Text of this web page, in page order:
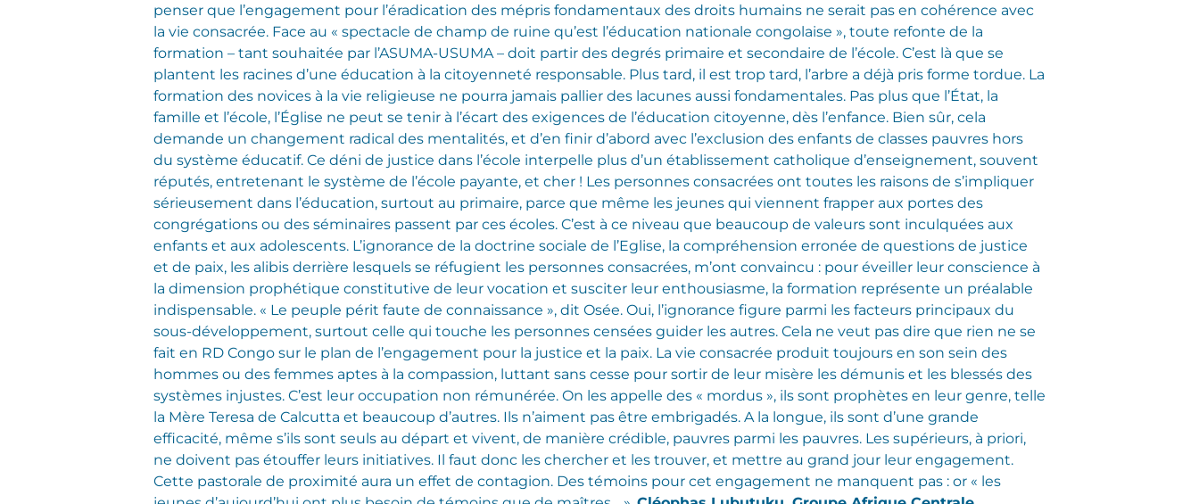
penser que l’engagement pour l’éradication des mépris fondamentaux des droits humains ne serait pas en cohérence avec
la vie consacrée. Face au « spectacle de champ de ruine qu’est l’éducation nationale congolaise », toute refonte de la
formation – tant souhaitée par l’ASUMA-USUMA – doit partir des degrés primaire et secondaire de l’école. C’est là que se
plantent les racines d’une éducation à la citoyenneté responsable. Plus tard, il est trop tard, l’arbre a déjà pris forme tordue. La
formation des novices à la vie religieuse ne pourra jamais pallier des lacunes aussi fondamentales. Pas plus que l’État, la
famille et l’école, l’Église ne peut se tenir à l’écart des exigences de l’éducation citoyenne, dès l’enfance. Bien sûr, cela
demande un changement radical des mentalités, et d’en finir d’abord avec l’exclusion des enfants de classes pauvres hors
du système éducatif. Ce déni de justice dans l’école interpelle plus d’un établissement catholique d’enseignement, souvent
réputés, entretenant le système de l’école payante, et cher ! Les personnes consacrées ont toutes les raisons de s’impliquer
sérieusement dans l’éducation, surtout au primaire, parce que même les jeunes qui viennent frapper aux portes des
congrégations ou des séminaires passent par ces écoles. C’est à ce niveau que beaucoup de valeurs sont inculquées aux
enfants et aux adolescents. L’ignorance de la doctrine sociale de l’Eglise, la compréhension erronée de questions de justice
et de paix, les alibis derrière lesquels se réfugient les personnes consacrées, m’ont convaincu : pour éveiller leur conscience à
la dimension prophétique constitutive de leur vocation et susciter leur enthousiasme, la formation représente un préalable
indispensable. « Le peuple périt faute de connaissance », dit Osée. Oui, l’ignorance figure parmi les facteurs principaux du
sous-développement, surtout celle qui touche les personnes censées guider les autres. Cela ne veut pas dire que rien ne se
fait en RD Congo sur le plan de l’engagement pour la justice et la paix. La vie consacrée produit toujours en son sein des
hommes ou des femmes aptes à la compassion, luttant sans cesse pour sortir de leur misère les démunis et les blessés des
systèmes injustes. C’est leur occupation non rémunérée. On les appelle des « mordus », ils sont prophètes en leur genre, telle
la Mère Teresa de Calcutta et beaucoup d’autres. Ils n’aiment pas être embrigadés. A la longue, ils sont d’une grande
efficacité, même s’ils sont seuls au départ et vivent, de manière crédible, pauvres parmi les pauvres. Les supérieurs, à priori,
ne doivent pas étouffer leurs initiatives. Il faut donc les chercher et les trouver, et mettre au grand jour leur engagement.
Cette pastorale de proximité aura un effet de contagion. Des témoins pour cet engagement ne manquent pas : or « les